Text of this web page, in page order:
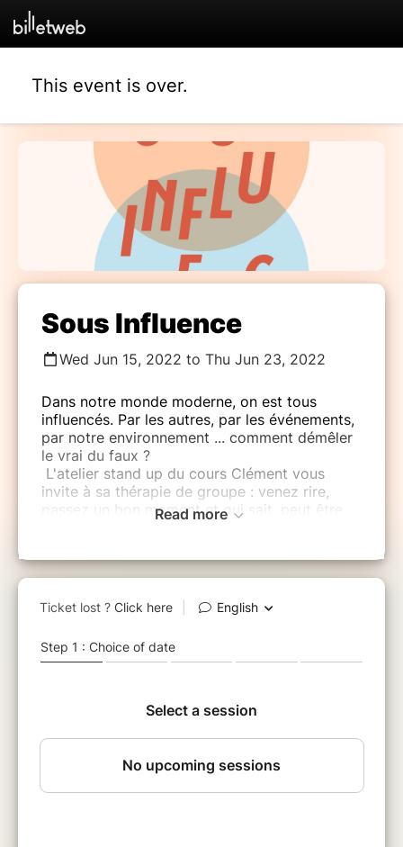
This event is over.
Sous Influence
Wed Jun 15, 2022 to Thu Jun 23, 2022
Dans notre monde moderne, on est tous
influencés. Par les autres, par les événements,
par notre environnement ... comment démêler
le vrai du faux ?
L'atelier stand up du cours Clément vous
invite à sa thérapie de groupe : venez rire,
passez un bon moment et qui sait, peut être
Un spectacle dirigé par Sandra COLOMBO.
Avec :
Benjamine Friderich, Stéphane-David
Simon, Laure Perigois
LE 23 JUIN :
Armand Bani Asadi, Hafida Hajla, Romain
Kroell, Marie-Julie Menard, Marie
Clément, Anna Gram, Fiona Munoz, Nicolas
Read more